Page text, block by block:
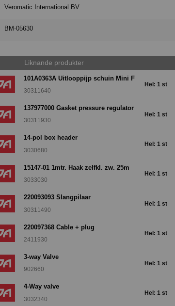
Veromatic International BV
BM-05630
Liknande produkter
101A0363A Uitlooppijp schuin Mini F
30311640
Hel: 1 st
137977000 Gasket pressure regulator
30311930
Hel: 1 st
14-pol box header
3030680
Hel: 1 st
15147-01 1mtr. Haak zelfkl. zw. 25m
3033030
Hel: 1 st
220093093 Slangpilaar
30311490
Hel: 1 st
220097368 Cable + plug
2411930
Hel: 1 st
3-way Valve
902660
Hel: 1 st
4-Way valve
3032340
Hel: 1 st